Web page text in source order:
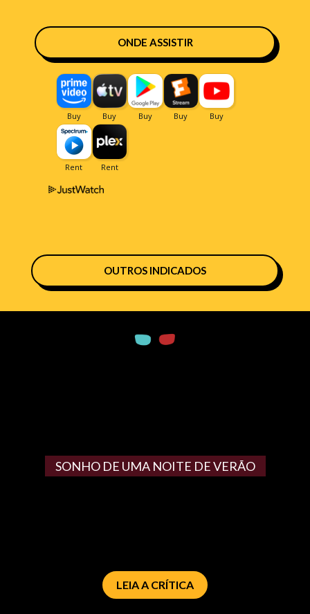
ONDE ASSISTIR
OUTROS INDICADOS
SONHO DE UMA NOITE DE VERÃO
LEIA A CRÍTICA